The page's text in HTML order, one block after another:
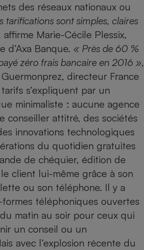
des réseaux nationaux ou
tarifications sont simples, claires
affirme Marie-Cécile Plessix,
d’Axa Banque. « Près de 60 %
zéro frais bancaire en 2016 »,
directeur France
s’expliquent par un
minimaliste : aucune agence
conseiller attitré, des sociétés
innovations technologiques
du quotidien gratuites
de chéquier, édition de
client lui-même grâce à son
ou son téléphone. Il y a
téléphoniques ouvertes
matin au soir pour ceux qui
un conseil ou un
avec l’explosion récente du
Plaque de cuisson à
induction
Climatiseur -
Ventilateur
Cafetière à expressos
Téléphone mobile -
Smartphone
Antivirus
Climatiseur -